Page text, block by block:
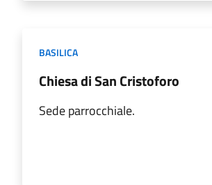
BASILICA
Chiesa di San Cristoforo
Sede parrocchiale.